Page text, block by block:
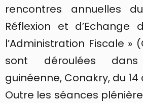
rencontres annuelles
Réflexion et d’Echange
l’Administration Fiscale »
sont déroulées
guinéenne, Conakry, du 14
Outre les séances